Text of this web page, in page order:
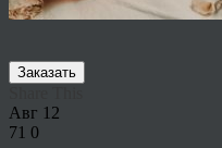
Заказать
Авг 12
71 0